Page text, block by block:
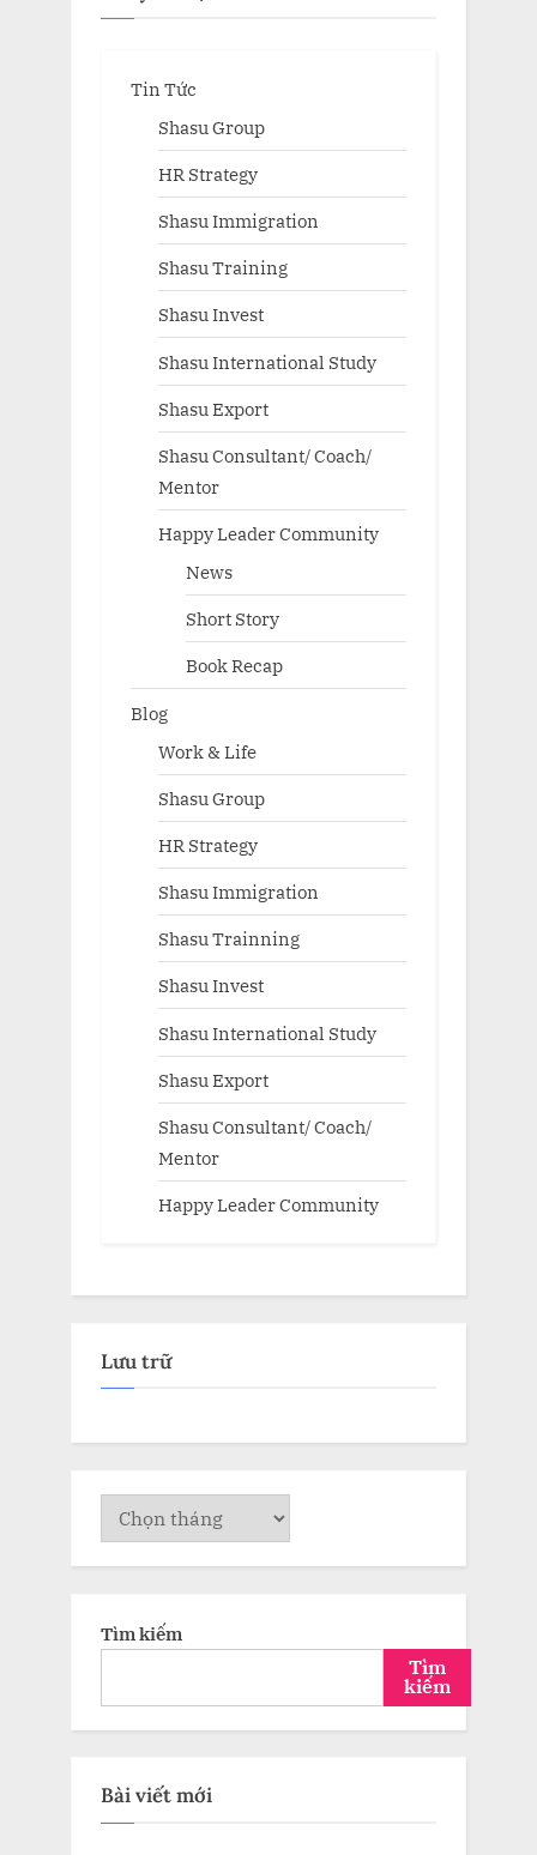
Tin Tức
Shasu Group
HR Strategy
Shasu Immigration
Shasu Training
Shasu Invest
Shasu International Study
Shasu Export
Shasu Consultant/ Coach/
Mentor
Happy Leader Community
News
Short Story
Book Recap
Blog
Work & Life
Shasu Group
HR Strategy
Shasu Immigration
Shasu Trainning
Shasu Invest
Shasu International Study
Shasu Export
Shasu Consultant/ Coach/
Mentor
Happy Leader Community
Lưu trữ
Lưu
trữ
Tìm kiếm
Tìm
kiếm
Bài viết mới